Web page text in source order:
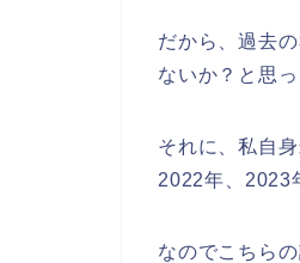
だから、過去
ないか？と思
それに、私自
2022年、2023
なのでこちら